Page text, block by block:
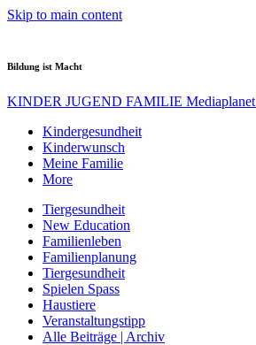
Skip to main content
Bildung ist Macht
KINDER JUGEND FAMILIE
Kindergesundheit
Kinderwunsch
Meine Familie
More
Tiergesundheit
New Education
Familienleben
Familienplanung
Tiergesundheit
Spielen Spass
Haustiere
Veranstaltungstipp
Alle Beiträge | Archiv